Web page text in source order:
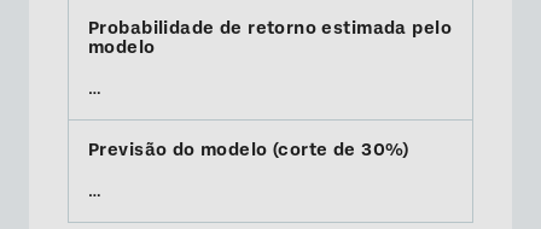
…
…